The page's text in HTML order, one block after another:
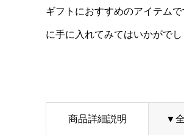
ギフトにおすすめのアイテム
に手に入れてみてはいかがでし
商品詳細説明 ▼